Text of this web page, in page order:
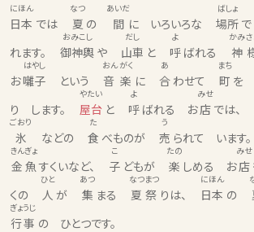
日本
にほん
では 夏
なつ
の 間
あいだ
に いろいろな 場所
ばしょ
れます。 御神輿
おみこし
や 山車
だし
と 呼
よ
ばれる 神
かみさ
お囃子
はやし
という 音 楽
おん がく
に 合
あ
わせて 町
まち
を
り します。 屋台
やたい
と 呼
よ
ばれる お店
みせ
では、
氷
ごおり
などの 食
た
べものが 売
う
られて います
金魚
きんぎょ
すくいなど、 子
こ
どもが 楽
たの
しめる お店
みせ
くの 人
ひと
が 集
あつ
まる 夏祭
なつまつ
りは、 日本
にほん
の
行事
ぎょうじ
の ひとつです。